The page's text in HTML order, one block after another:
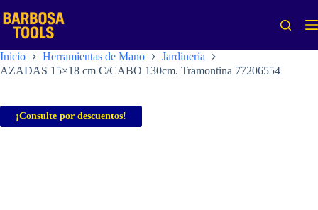
al
contenido
Inicio Herramientas de Mano
Jardineria
AZADAS 15×18 cm C/CABO 130cm. Tramontina 77206554
¡Consulte por descuentos!